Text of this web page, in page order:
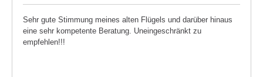
Sehr gute Stimmung meines alten Flügels und darüber hinaus
eine sehr kompetente Beratung. Uneingeschränkt zu
empfehlen!!!